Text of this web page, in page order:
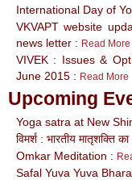
International Day of
VKVAPT website
news letter : Read More
VIVEK : Issues &
June 2015 : Read More
Upcoming
Yoga satra at New
विमर्श : भारतीय मातृशक्ति
Omkar Meditation :
Safal Yuva Yuva